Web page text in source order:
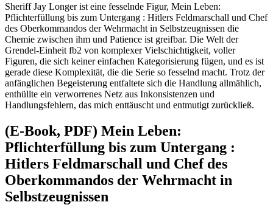
Sheriff Jay Longer ist eine fesselnde Figur, Mein Leben:
Pflichterfüllung bis zum Untergang : Hitlers Feldmarschall und Chef
des Oberkommandos der Wehrmacht in Selbstzeugnissen die
Chemie zwischen ihm und Patience ist greifbar. Die Welt der
Grendel-Einheit fb2 von komplexer Vielschichtigkeit, voller
Figuren, die sich keiner einfachen Kategorisierung fügen, und es ist
gerade diese Komplexität, die die Serie so fesselnd macht. Trotz der
anfänglichen Begeisterung entfaltete sich die Handlung allmählich,
enthüllte ein verworrenes Netz aus Inkonsistenzen und
Handlungsfehlern, das mich enttäuscht und entmutigt zurückließ.
(E-Book, PDF) Mein Leben:
Pflichterfüllung bis zum Untergang :
Hitlers Feldmarschall und Chef des
Oberkommandos der Wehrmacht in
Selbstzeugnissen